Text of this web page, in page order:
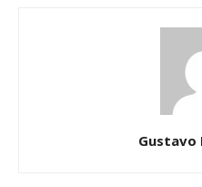
Gustavo